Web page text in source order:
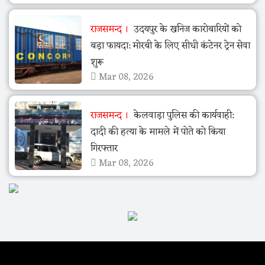
राजसमन्द
उदयपुर के खनिज कारोबारियों को
बड़ा फायदा: मोरबी के लिए सीधी कंटेनर ट्रेन सेवा
शुरू
Mar 08, 2026
राजसमन्द
केलवाड़ा पुलिस की कार्यवाही:
दादी की हत्या के मामले में पोते को किया
गिरफ्तार
Mar 08, 2026